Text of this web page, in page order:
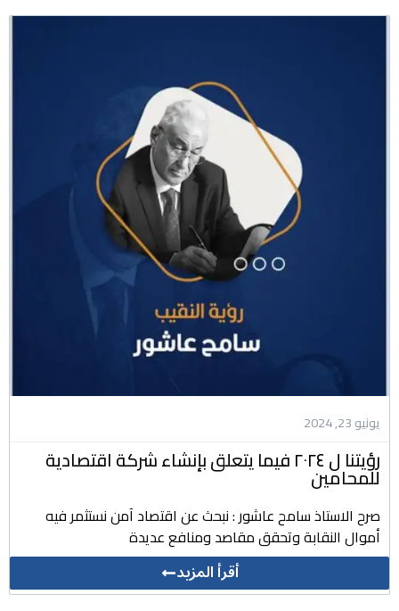
يونيو 23, 2024
رؤيتنا ل ٢٠٢٤ فيما يتعلق بإنشاء شركة اقتصادية
للمحامين
صرح الاستاذ سامح عاشور : نبحث عن اقتصاد آمن نستثمر فيه
أموال النقابة وتحقق مقاصد ومنافع عديدة
أقرأ المزيد